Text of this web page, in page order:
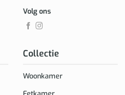
Collectie
Woonkamer
Volg ons